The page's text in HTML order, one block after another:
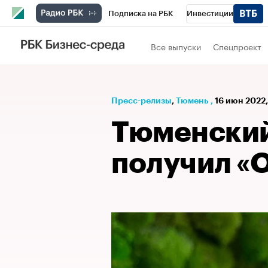
Подписка на РБК Инвестиции
РБК Вино
Проверка контрагентов
Все выпуски Спецпроект
Пресс-релизы⁠, Тюмень , 16 июн
получил